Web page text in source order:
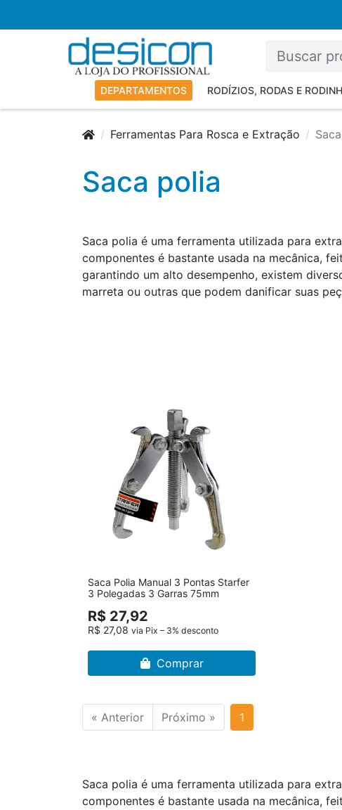
DEPARTAMENTOS RODÍZIOS, RODAS E
Ferramentas Para Rosca e Extração
Saca polia
Saca polia é uma ferramenta utilizada para
componentes é bastante usada na mecânica,
garantindo um alto desempenho, existem
marreta ou outras que podem danificar suas
Saca Polia Manual 3 Pontas Starfer
3 Polegadas 3 Garras 75mm
R$ 27,92
R$ 27,08 via Pix – 3% desconto
Comprar
« Anterior Próximo » 1
Saca polia é uma ferramenta utilizada para
componentes é bastante usada na mecânica,